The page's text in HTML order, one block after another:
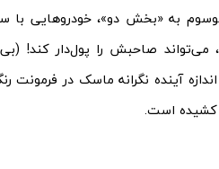
موسوم به «بخش دو»، خودروهایی
می‌تواند صاحبش را پول‌دار کند!
آینده نگرانه ماسک در فرمونت
کشیده است.